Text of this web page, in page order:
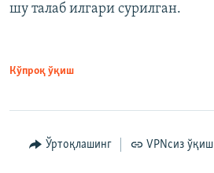
шу талаб илгари сурилган.
Кўпроқ ўқиш
Ўртоқлашинг VPNсиз ўқиш